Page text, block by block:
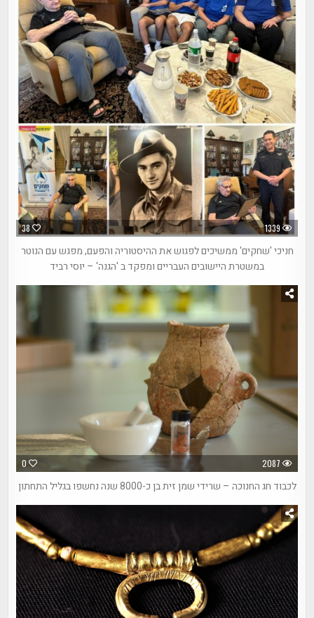
38 1339
חניכי 'שחקים' ממשיכים לפגוש את ההיסטוריה והפעם, מפגש עם הנוטר
במשטרת היישובים העבריים ומפקד ב 'הגנה' – יוסי רביד
0 2087
לכבוד חג החנוכה – שרידי שמן זית בן כ-8000 שנה נחשפו בגליל התחתון